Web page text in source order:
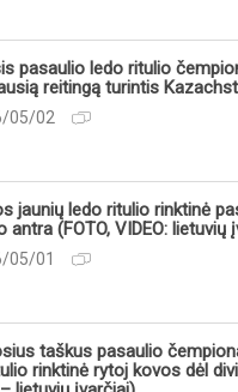
pasaulio ledo ritulio
reitingą turintis
05/02
jaunių ledo ritulio rinktinė
antra (FOTO, VIDEO: lietuvių
05/01
taškus pasaulio
rinktinė rytoj kovos dėl